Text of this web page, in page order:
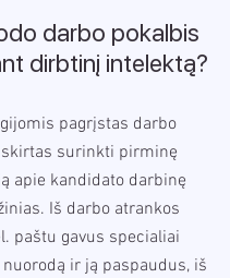
darbo pokalbis
dirbtinį intelektą?
pagrįstas darbo
surinkti pirminę
apie kandidato darbinę
Iš darbo atrankos
paštu gavus specialiai
ir ją paspaudus, iš